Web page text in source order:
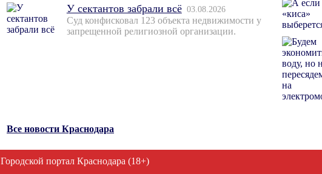
У сектантов забрали всё 03.08.2026
Суд конфисковал 123 объекта недвижимости у
запрещенной религиозной организации.
Все новости Краснодара
Городской портал Краснодара (18+)